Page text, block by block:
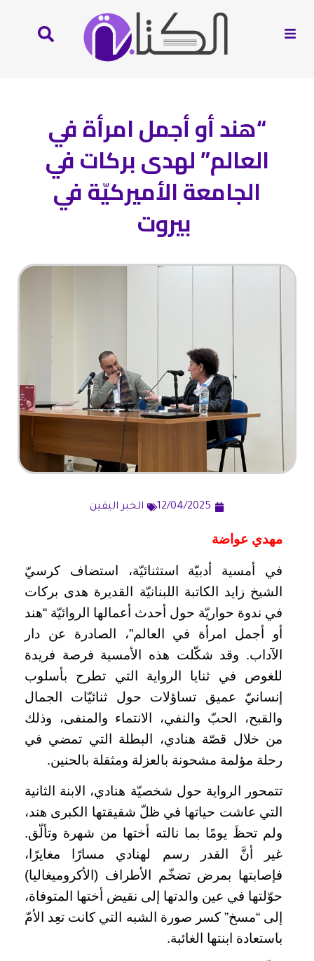
“هند أو أجمل امرأة في
العالم” لهدى بركات في
الجامعة الأميركيّة في
بيروت
12/04/2025 الخبر اليقين
مهدي عواضة
في أمسية أدبيّة استثنائيّة، استضاف كرسيّ
الشيخ زايد الكاتبة اللبنانيّة القديرة هدى بركات
في ندوة حواريّة حول أحدث أعمالها الروائيّة “هند
أو أجمل امرأة في العالم”، الصادرة عن دار
الآداب. وقد شكّلت هذه الأمسية فرصة فريدة
للغوص في ثنايا الرواية التي تطرح بأسلوب
إنسانيّ عميق تساؤلات حول ثنائيّات الجمال
والقبح، الحبّ والنفي، الانتماء والمنفى، وذلك
من خلال قصّة هنادي، البطلة التي تمضي في
رحلة مؤلمة مشحونة بالعزلة ومثقلة بالحنين.
تتمحور الرواية حول شخصيّة هنادي، الابنة الثانية
التي عاشت حياتها في ظلّ شقيقتها الكبرى هند،
ولم تحظَ يومًا بما نالته أختها من شهرة وتألّق.
غير أنَّ القدر رسم لهنادي مسارًا مغايرًا،
فإصابتها بمرض تضخّم الأطراف (الأكروميغاليا)
حوّلتها في عين والدتها إلى نقيض أختها المتوفاة،
إلى “مسخ” كسر صورة الشبه التي كانت تعِد الأمّ
باستعادة ابنتها الغائبة.